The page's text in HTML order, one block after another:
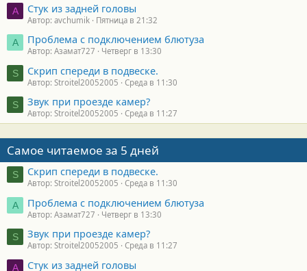
A Стук из задней головы
Автор: avchumik Пятница в 21:32
А Проблема с подключением блютуза
Автор: Азамат727 Четверг в 13:30
S Скрип спереди в подвеске.
Автор: Stroitel20052005 Среда в 11:30
S Звук при проезде камер?
Автор: Stroitel20052005 Среда в 11:27
Самое читаемое за 5 дней
S Скрип спереди в подвеске.
Автор: Stroitel20052005 Среда в 11:30
А Проблема с подключением блютуза
Автор: Азамат727 Четверг в 13:30
S Звук при проезде камер?
Автор: Stroitel20052005 Среда в 11:27
A Стук из задней головы